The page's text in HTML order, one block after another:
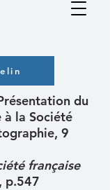
du
la Société
9
française
p.547